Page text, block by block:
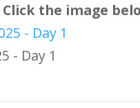
Click the image
- Day 1